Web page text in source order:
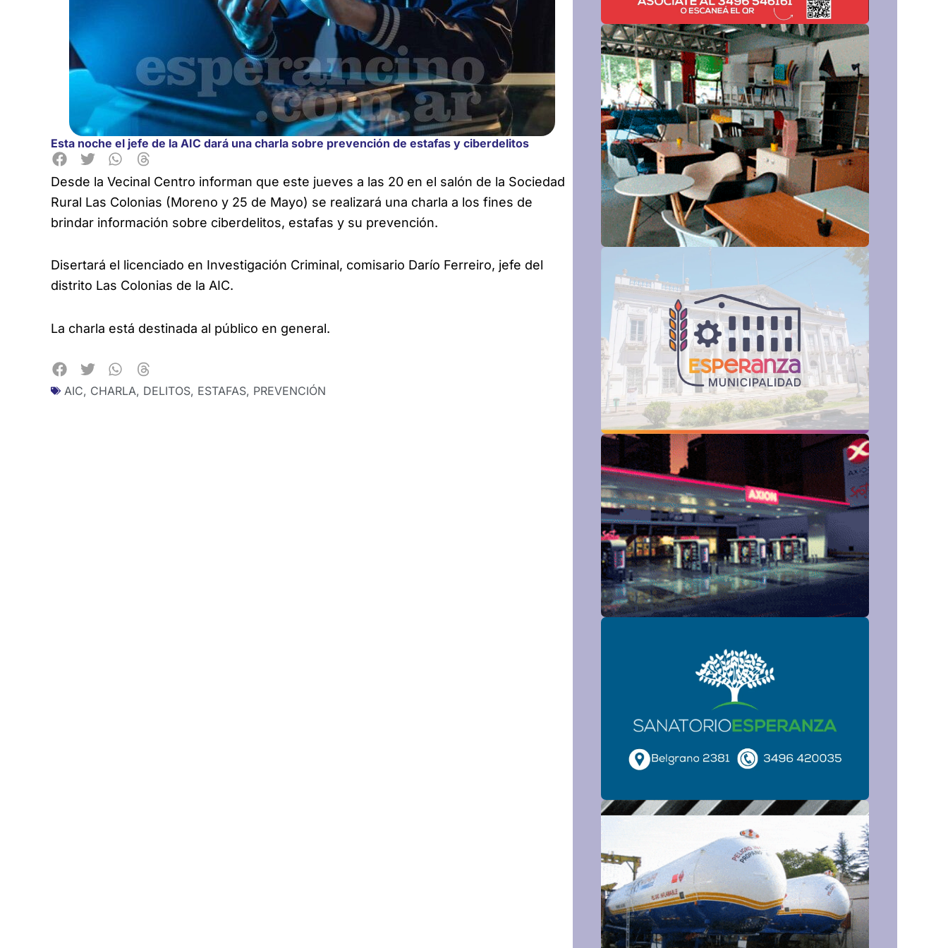
Esta noche el jefe de la AIC dará una charla sobre prevención de estafas y ciberdelitos
Desde la Vecinal Centro informan que este jueves a las 20 en el salón de la Sociedad
Rural Las Colonias (Moreno y 25 de Mayo) se realizará una charla a los fines de
brindar información sobre ciberdelitos, estafas y su prevención.
Disertará el licenciado en Investigación Criminal, comisario Darío Ferreiro, jefe del
distrito Las Colonias de la AIC.
La charla está destinada al público en general.
AIC, CHARLA, DELITOS, ESTAFAS, PREVENCIÓN